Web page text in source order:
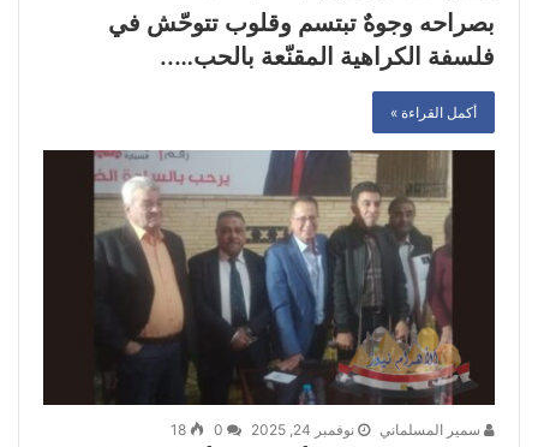
بصراحه وجوهٌ تبتسم وقلوب تتوحّش في
فلسفة الكراهية المقنّعة بالحب…..
أكمل القراءة »
سمير المسلماني نوفمبر 24, 2025 18